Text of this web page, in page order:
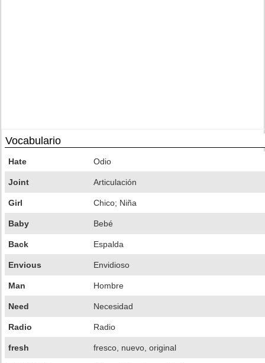
Vocabulario
Hate Odio
Joint Articulación
Girl Chico; Niña
Baby Bebé
Back Espalda
Envious Envidioso
Man Hombre
Need Necesidad
Radio Radio
fresh fresco, nuevo, original